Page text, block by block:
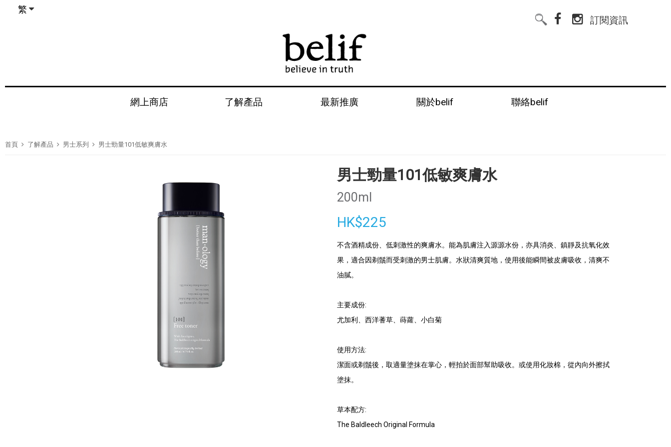
繁
訂閱資訊
網上商店 了解產品 最新推廣 關於belif 聯絡belif
首頁 了解產品 男士系列 男士勁量101低敏爽膚水
男士勁量101低敏爽膚水
200ml
HK$225
不含酒精成份、低刺激性的爽膚水。能為肌膚注入源源水份，亦具消炎、鎮靜及抗氧化效
果，適合因剃鬚而受刺激的男士肌膚。水狀清爽質地，使用後能瞬間被皮膚吸收，清爽不
油膩。
主要成份:
尤加利、西洋蓍草、蒔蘿、小白菊
使用方法:
潔面或剃鬚後，取適量塗抹在掌心，輕拍於面部幫助吸收。或使用化妝棉，從內向外擦拭
塗抹。
草本配方:
The Baldleech Original Formula